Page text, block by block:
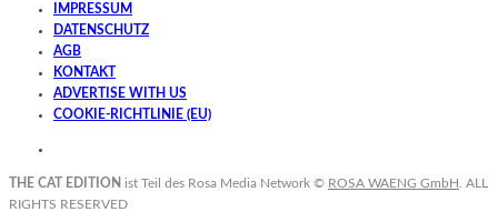
IMPRESSUM
DATENSCHUTZ
AGB
KONTAKT
ADVERTISE WITH US
COOKIE-RICHTLINIE (EU)
THE CAT EDITION ist Teil des Rosa Media Network © ROSA WAENG GmbH . ALL
RIGHTS RESERVED